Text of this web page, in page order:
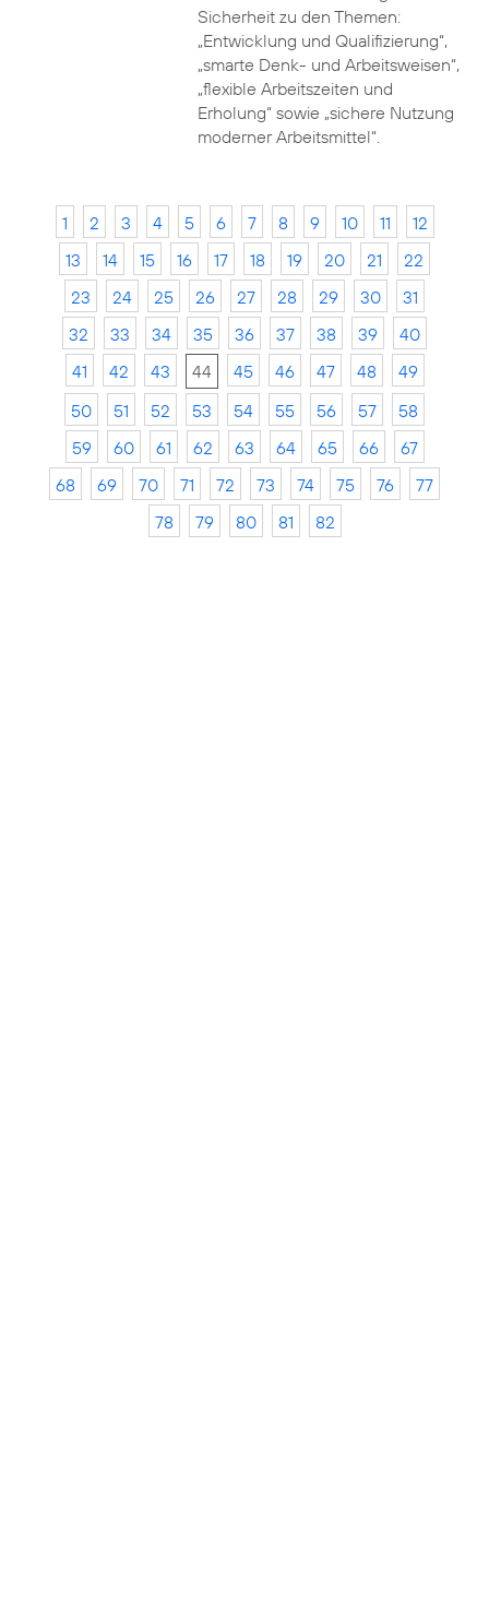
Sicherheit zu den Themen:
„Entwicklung und Qualifizierung“,
„smarte Denk- und Arbeitsweisen“,
„flexible Arbeitszeiten und
Erholung“ sowie „sichere Nutzung
moderner Arbeitsmittel“.
1 2 3 4 5 6 7 8 9 10 11
12
13
14 15 16 17 18 19 20 21
22
23
24 25 26 27 28 29 30
31
32
33 34 35 36 37 38 39
40
41
42 43 44 45 46 47 48
49
50
51 52 53 54 55 56 57
58
59
60 61 62 63 64 65 66
67
68
69 70 71 72 73 74 75 76
77
78
79 80 81 82